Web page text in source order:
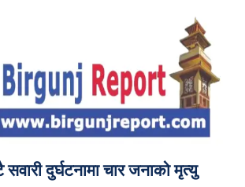
दुर्घटनामा चार जनाको मृत्यु